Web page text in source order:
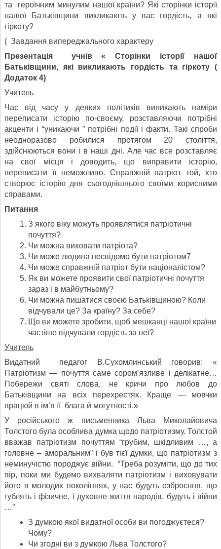
та героїчним минулим нашої країни? Які сторінки історії
нашої Батьківщини викликають у вас гордість, а які
гіркоту?
( Завдання випереджального характеру
Презентація учнів « Сторінки історії нашої
Батьківщини, які викликають гордість та гіркоту (
Додаток 4)
Учитель
Час від часу у деяких політиків виникають наміри
переписати історію по-своєму, розставляючи потрібні
акценти і “уникаючи ” потрібні події і факти. Такі спроби
неодноразово робилися протягом 20 століття,
здійснюються вони і в наші дні. Але час все розставляє
на свої місця і доводить, що виправити історію,
переписати її неможливо. Справжній патріот той, хто
створює історію дня сьогоднішнього своїми корисними
справами.
Питання
З якого віку можуть проявлятися патріотичні
почуття?
Чи можна виховати патріота?
Чи може людина несвідомо бути патріотом7
Чи може справжній патріот бути націоналістом?
Як ви можете проявити свої патріотичні почуття
зараз і в майбутньому?
Чи можна пишатися своєю Батьківщиною? Коли
відчували це? За країну? За себе?
Що ви можете зробити, щоб мешканці нашої країни
частіше відчували гордість за неї?
Учитель
Видатний педагог В.Сухомлинський говорив: «
Патріотизм — почуття саме сором’язливе і делікатне…
Побережи святі слова, не кричи про любов до
Батьківщини на всіх перехрестях. Краще — мовчки
працюй в ім’я її блага й могутності.»
У російського ж письменника Льва Миколайовича
Толстого була особлива думка щодо патріотизму. Толстой
вважав патріотизм почуттям “грубим, шкідливим …, а
головне – аморальним” і був тієї думки, що патріотизм з
неминучістю породжує війни. “Треба розуміти, що до тих
пір, поки ми будемо вихваляти патріотизм і виховувати
його в молодих поколіннях, у нас будуть озброєння, що
гублять і фізичне, і духовне життя народів, будуть і війни
…”
З думкою якої видатної особи ви погоджуєтеся?
Чому?
Чи згодні ви з думкою Льва Толстого?